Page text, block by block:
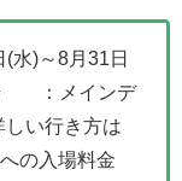
水)～8月31日
：メインデ
い行き方は
の入場料金